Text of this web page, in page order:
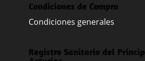
Condiciones de Compra
Condiciones generales
Registro Sanitario del